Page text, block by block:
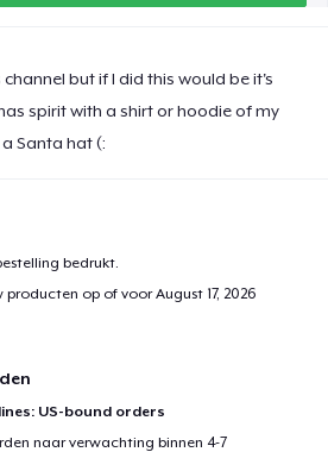
but if I did this would be it's
spirit with a shirt or hoodie of my
Santa hat (:
bedrukt.
producten op of voorAugust 17, 2026
US-bound orders
naar verwachting binnen 4-7